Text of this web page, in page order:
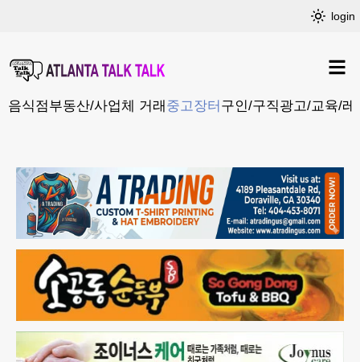
login
음식점부동산/사업체 거래 중고장터 구인/구직광고/교육/레